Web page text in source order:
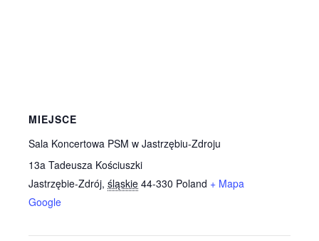
MIEJSCE
Sala Koncertowa PSM w Jastrzębiu-Zdroju
13a Tadeusza Kościuszki
Jastrzębie-Zdrój, śląskie 44-330 Poland + Mapa
Google